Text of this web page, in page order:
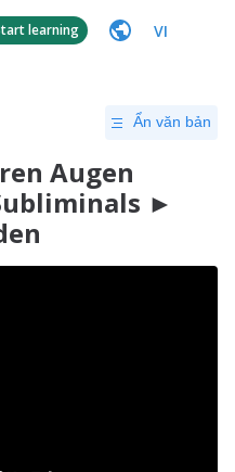
learning VI
Ẩn văn bản
Augen
►